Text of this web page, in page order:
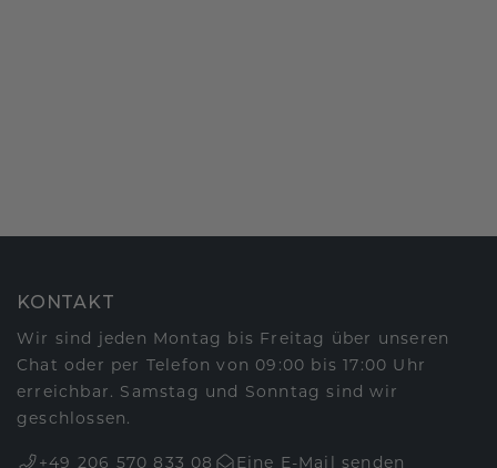
KONTAKT
Wir sind jeden Montag bis Freitag über unseren
Chat oder per Telefon von 09:00 bis 17:00 Uhr
erreichbar. Samstag und Sonntag sind wir
geschlossen.
+49 206 570 833 08
Eine E-Mail senden